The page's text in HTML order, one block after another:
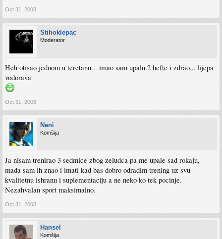
Oct 31, 2008
Stihoklepac
Moderator
Heh otisao jednom u teretanu... imao sam upalu 2 hefte i zdrao... lijepa
vodorava
Oct 31, 2008
Nani
Komšija
Ja nisam trenirao 3 sedmice zbog zeludca pa me upale sad rokaju,
mada sam ih znao i imati kad bas dobro odradim trening uz svu
kvalitetnu ishranu i suplementaciju a ne neko ko tek pocinje.
Nezahvalan sport maksimalno.
Oct 31, 2008
Hansel
Komšija